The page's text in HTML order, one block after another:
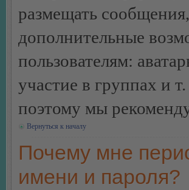
размещать
дополнительные
пользователям:
участие в группах и
поэтому мы
Вернуться к началу
Почему мне
имени и пароля?